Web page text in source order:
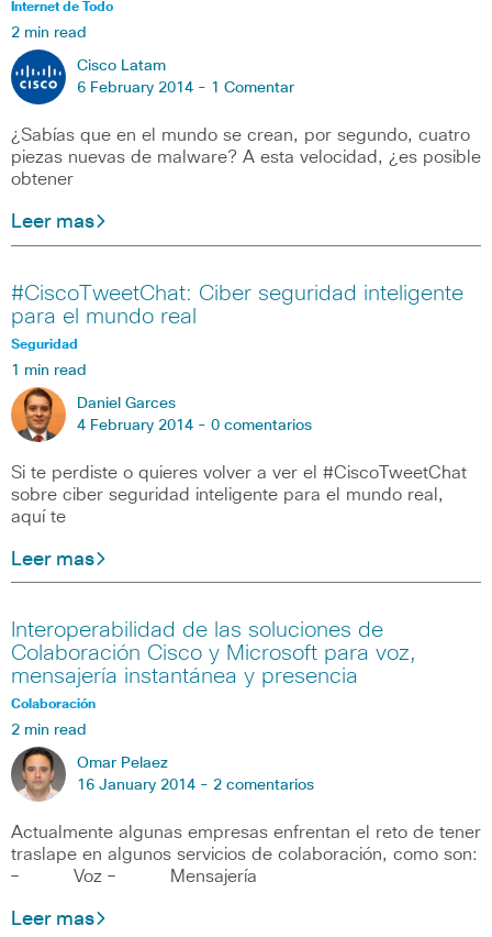
Internet de Todo
2 min read
Cisco Latam
6 February 2014 - 1 Comentar
¿Sabías que en el mundo se crean, por segundo, cuatro
piezas nuevas de malware? A esta velocidad, ¿es posible
obtener
Leer mas
#CiscoTweetChat: Ciber seguridad inteligente
para el mundo real
Seguridad
1 min read
Daniel Garces
4 February 2014 - 0 comentarios
Si te perdiste o quieres volver a ver el #CiscoTweetChat
sobre ciber seguridad inteligente para el mundo real,
aquí te
Leer mas
Interoperabilidad de las soluciones de
Colaboración Cisco y Microsoft para voz,
mensajería instantánea y presencia
Colaboración
2 min read
Omar Pelaez
16 January 2014 - 2 comentarios
Actualmente algunas empresas enfrentan el reto de tener
traslape en algunos servicios de colaboración, como son:
– Voz – Mensajería
Leer mas